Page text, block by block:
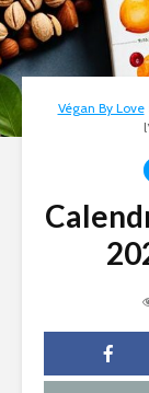
Végan By Love